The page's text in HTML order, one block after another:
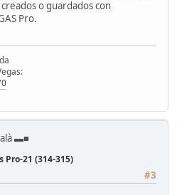
o guardados con
Pro.
▬■
Pro-21 (314-315)
#3